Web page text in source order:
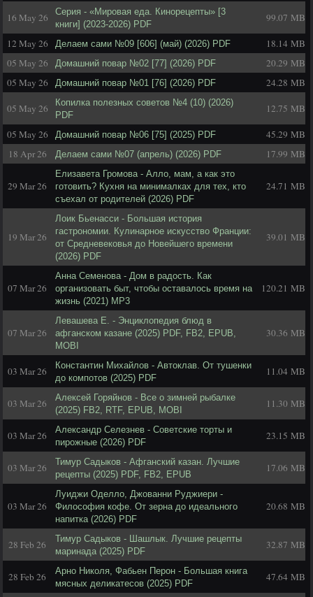
16 May 26
Серия - «Мировая еда. Кинорецепты» [3
книги] (2023-2026) PDF
99.07 MB
12 May 26 Делаем сами №09 [606] (май) (2026) PDF
18.14 MB
05 May 26
Домашний повар №02 [77] (2026) PDF
20.29 MB
05 May 26
Домашний повар №01 [76] (2026) PDF 24.28 MB
05 May 26
Копилка полезных советов №4 (10) (2026)
PDF
12.75 MB
05 May 26 Домашний повар №06 [75] (2025) PDF
45.29 MB
18 Apr 26
Делаем сами №07 (апрель) (2026) PDF 17.99 MB
29 Mar 26
Елизавета Громова - Алло, мам, а как это
готовить? Кухня на минималках для тех, кто
съехал от родителей (2026) PDF
24.71 MB
19 Mar 26
Лоик Бьенасси - Большая история
гастрономии. Кулинарное искусство Франции:
от Средневековья до Новейшего времени
(2026) PDF
39.01 MB
07 Mar 26
Анна Семенова - Дом в радость. Как
организовать быт, чтобы оставалось время на
жизнь (2021) MP3
120.21 MB
07 Mar 26
Левашева Е. - Энциклопедия блюд в
афганском казане (2025) PDF, FB2, EPUB,
MOBI
30.36 MB
03 Mar 26
Константин Михайлов - Автоклав. От тушенки
до компотов (2025) PDF
11.04 MB
03 Mar 26
Алексей Горяйнов - Все о зимней рыбалке
(2025) FB2, RTF, EPUB, MOBI
11.30 MB
03 Mar 26
Александр Селезнев - Советские торты и
пирожные (2026) PDF
23.15 MB
03 Mar 26
Тимур Садыков - Афганский казан. Лучшие
рецепты (2025) PDF, FB2, EPUB
17.06 MB
03 Mar 26
Луиджи Оделло, Джованни Руджиери -
Философия кофе. От зерна до идеального
напитка (2026) PDF
20.68 MB
28 Feb 26
Тимур Садыков - Шашлык. Лучшие рецепты
маринада (2025) PDF
32.87 MB
28 Feb 26
Арно Николя, Фабьен Перон - Большая книга
мясных деликатесов (2025) PDF
47.64 MB